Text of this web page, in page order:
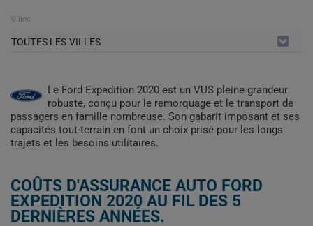
Villes
TOUTES LES VILLES
Le Ford Expedition 2020 est un VUS pleine grandeur
robuste, conçu pour le remorquage et le transport de
passagers en famille nombreuse. Son gabarit imposant et ses
capacités tout-terrain en font un choix prisé pour les longs
trajets et les besoins utilitaires.
COÛTS D'ASSURANCE AUTO FORD
EXPEDITION 2020 AU FIL DES 5
DERNIÈRES ANNÉES.